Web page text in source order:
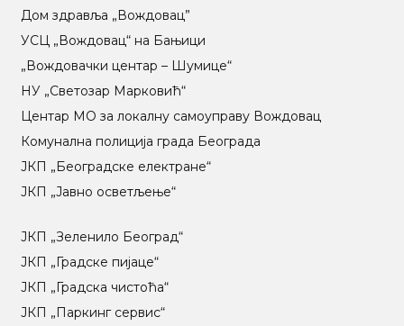
Дом здравља „Вождовац”
УСЦ „Вождовац“ на Бањици
„Вождовачки центар – Шумице“
НУ „Светозар Марковић“
Центар МO за локалну самоуправу Вождовац
Комунална полиција града Београда
ЈКП „Београдске електране“
ЈКП „Јавно осветљење“
ЈКП „Зеленило Београд“
ЈКП „Градске пијаце“
ЈКП „Градска чистоћа“
ЈКП „Паркинг сервис“